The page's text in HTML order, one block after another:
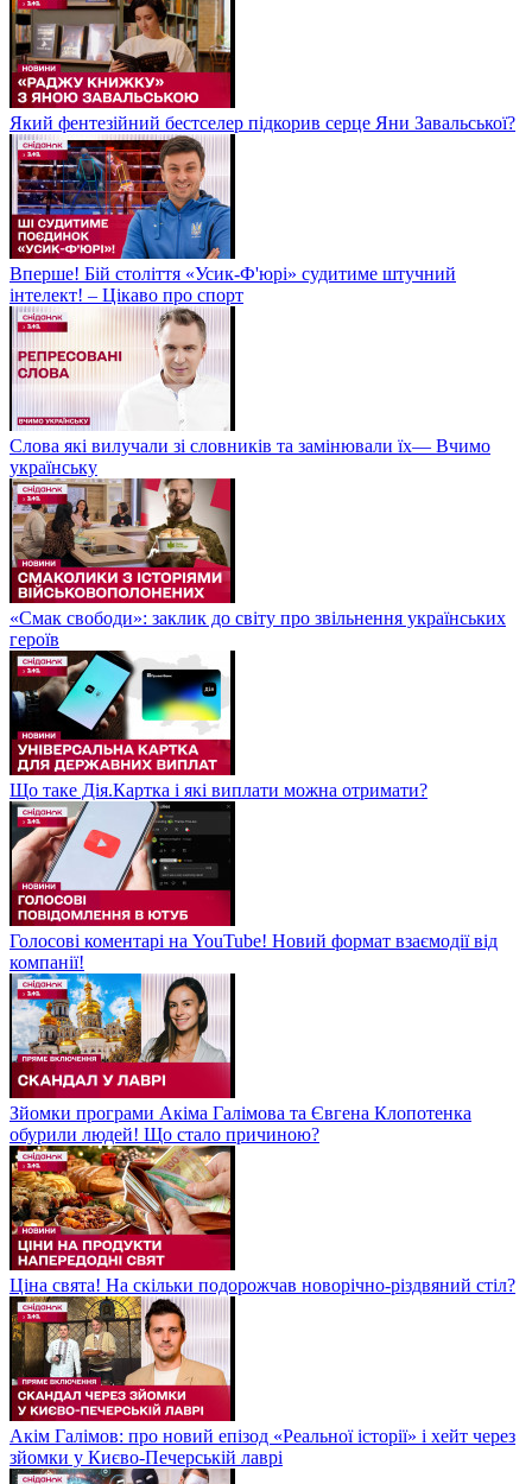
Який фентезійний бестселер підкорив серце Яни Завальської?
Вперше! Бій століття «Усик-Ф'юрі» судитиме штучний
інтелект! – Цікаво про спорт
Слова які вилучали зі словників та замінювали їх— Вчимо
українську
«Смак свободи»: заклик до світу про звільнення українських
героїв
Що таке Дія.Картка і які виплати можна отримати?
Голосові коментарі на YouTube! Новий формат взаємодії від
компанії!
Зйомки програми Акіма Галімова та Євгена Клопотенка
обурили людей! Що стало причиною?
Ціна свята! На скільки подорожчав новорічно-різдвяний стіл?
Акім Галімов: про новий епізод «Реальної історії» і хейт через
зйомки у Києво-Печерській лаврі